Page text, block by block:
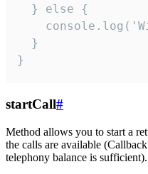
  } else {
  }
}
startCall#
Method allows you to start a
the calls are available
telephony balance is sufficient).